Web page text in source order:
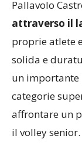
Pallavolo
proprie atlete
solida e
un
categorie
affrontare un
il volley senior.